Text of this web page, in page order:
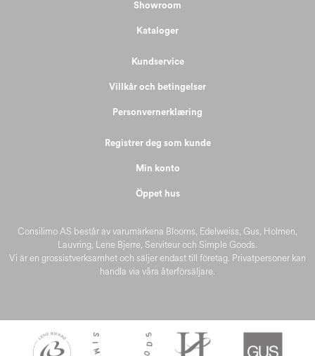
Consilimo AS består av varumärkena Blooms, Edelweiss, Gus, Holmen,
Lauvring, Lene Bjerre, Serviteur och Simple Goods.
Vi är en grossistverksamhet och säljer endast till företag. Privatpersoner kan
handla via våra återförsäljare.
Showroom
Kataloger
Kundservice
Villkår och betingelser
Personvernerklæring
Registrer deg som kunde
Min konto
Öppet hus